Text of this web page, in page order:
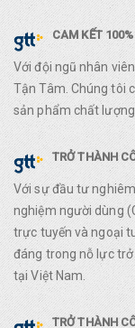
CAM KẾT
Với đội ngũ nhân
Tận Tâm. Chúng tôi
sản phẩm chất
TRỞ THÀNH
Với sự đầu tư
nghiệm người dùng
trực tuyến và ngoại
đáng trong nỗ lực trở
tại Việt Nam.
TRỞ THÀNH